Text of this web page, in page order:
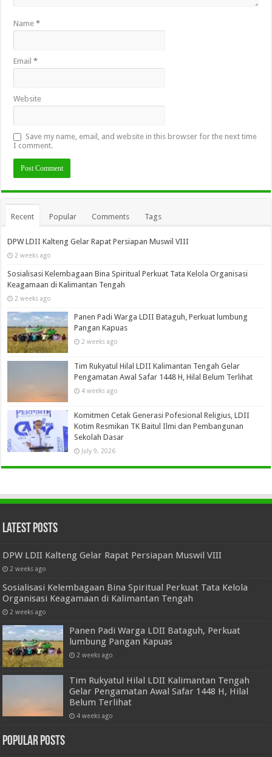
Name*
Email*
Website
Save my name, email, and website in this browser for the next time
I comment.
Recent Popular Comments Tags
DPW LDII Kalteng Gelar Rapat Persiapan Muswil VIII
2 weeks ago
Sosialisasi Kelembagaan Bina Spiritual Perkuat Tata Kelola Organisasi
Keagamaan di Kalimantan Tengah
2 weeks ago
Panen Padi Warga LDII Bataguh, Perkuat lumbung
Pangan Kapuas
2 weeks ago
Tim Rukyatul Hilal LDII Kalimantan Tengah Gelar
Pengamatan Awal Safar 1448 H, Hilal Belum Terlihat
4 weeks ago
Komitmen Cetak Generasi Pofesional Religius, LDII
Kotim Resmikan TK Baitul Ilmi dan Pembangunan
Sekolah Dasar
July 9, 2026
Latest Posts
DPW LDII Kalteng Gelar Rapat Persiapan Muswil VIII
2 weeks ago
Sosialisasi Kelembagaan Bina Spiritual Perkuat Tata Kelola
Organisasi Keagamaan di Kalimantan Tengah
2 weeks ago
Panen Padi Warga LDII Bataguh, Perkuat
lumbung Pangan Kapuas
2 weeks ago
Tim Rukyatul Hilal LDII Kalimantan Tengah
Gelar Pengamatan Awal Safar 1448 H, Hilal
Belum Terlihat
4 weeks ago
Popular Posts